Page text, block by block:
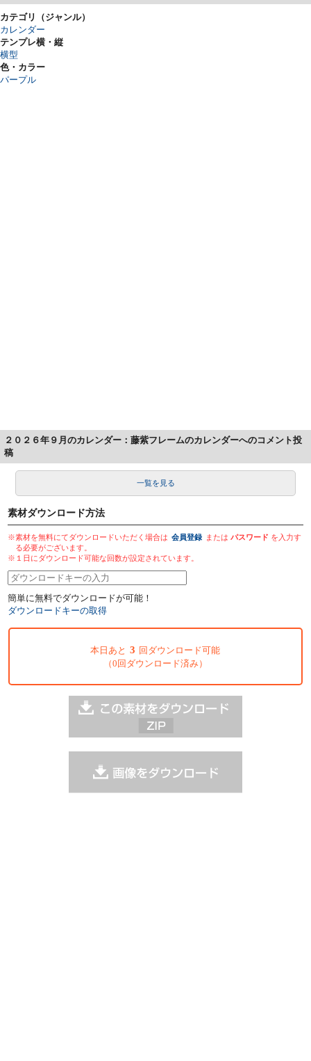
カテゴリ（ジャンル）
カレンダー
テンプレ横・縦
横型
色・カラー
パープル
２０２６年９月のカレンダー：藤紫フレームのカレンダーへのコメント投
稿
一覧を見る
素材ダウンロード方法
※素材を無料にてダウンロードいただく場合は 会員登録 またはパスワード を入力す
る必要がございます。
※１日にダウンロード可能な回数が設定されています。
簡単に無料でダウンロードが可能！
ダウンロードキーの取得
本日あと 3 回ダウンロード可能
（0回ダウンロード済み）